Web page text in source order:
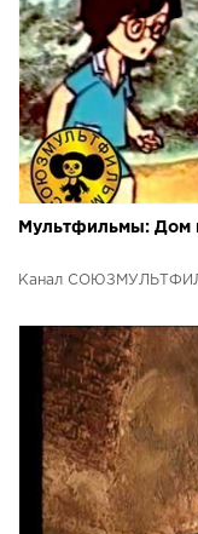
Мультфильмы: Дом
Канал